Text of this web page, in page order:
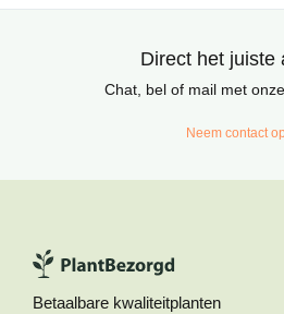
Direct het juiste
Chat, bel of mail met
Neem contact
Betaalbare kwaliteitplanten